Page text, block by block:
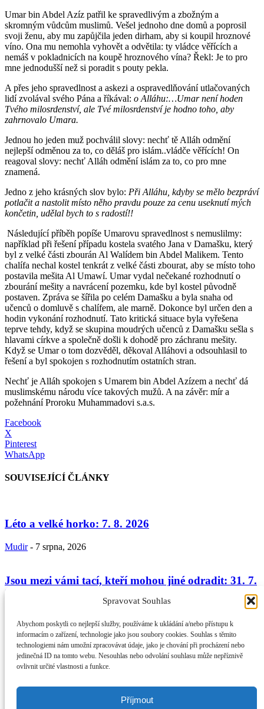
Spravovat Souhlas
Abychom poskytli co nejlepší služby, používáme k ukládání a/nebo přístupu k
informacím o zařízení, technologie jako jsou soubory cookies. Souhlas s těmito
technologiemi nám umožní zpracovávat údaje, jako je chování při procházení nebo
jedinečná ID na tomto webu. Nesouhlas nebo odvolání souhlasu může nepříznivě
ovlivnit určité vlastnosti a funkce.
Příjmout
Umar bin Abdel Azíz patřil ke spravedlivým a zbožným a
skromným vůdcům muslimů. Vešel jednoho dne domů a poprosil
svoji ženu, aby mu zapůjčila jeden dirham, aby si koupil hroznové
víno. Ona mu nemohla vyhovět a odvětila: ty vládce věřících a
nemáš v pokladnicích na koupě hroznového vína? Řekl: Je to pro
mne jednodušší než si poradit s pouty pekla.
A přes jeho spravedlnost a askezi a ospravedlňování utlačovaných
lidí zvolával svého Pána a říkával: o Alláhu:…Umar není hoden
Tvého milosrdenství, ale Tvé milosrdenství je hodno toho, aby
zahrnovalo Umara.
Jednou ho jeden muž pochválil slovy: nechť tě Alláh odmění
nejlepší odměnou za to, co děláš pro islám..vládče věřících! On
reagoval slovy: nechť Alláh odmění islám za to, co pro mne
znamená.
Jedno z jeho krásných slov bylo: Při Alláhu, kdyby se mělo bezpráví
potlačit a nastolit místo něho pravdu pouze za cenu useknutí mých
končetin, udělal bych to s radostí!!
Následující příběh popíše Umarovu spravedlnost s nemuslilmy:
například při řešení případu kostela svatého Jana v Damašku, který
byl z velké části zbourán Al Walídem bin Abdel Malikem. Tento
chalífa nechal kostel tenkrát z velké části zbourat, aby se místo toho
postavila mešita Al Umawí. Umar vydal nečekané rozhodnutí o
zbourání mešity a navrácení pozemku, kde byl kostel původně
postaven. Zpráva se šířila po celém Damašku a byla snaha od
učenců o domluvě s chalífem, ale marně. Dokonce byl určen den a
hodin vykonání rozhodnutí. Tato kritická situace byla vyřešena
teprve tehdy, když se skupina moudrých učenců z Damašku sešla s
hlavami církve a společně došli k dohodě pro záchranu mešity.
Když se Umar o tom dozvěděl, děkoval Alláhovi a odsouhlasil to
řešení a byl spokojen s rozhodnutím ostatních stran.
Nechť je Alláh spokojen s Umarem bin Abdel Azízem a nechť dá
muslimskému národu více takových mužů. A na závěr: mír a
požehnání Proroku Muhammadovi s.a.s.
Facebook
X
Pinterest
WhatsApp
SOUVISEJÍCÍ ČLÁNKY
Léto a velké horko: 7. 8. 2026
Mudir - 7 srpna, 2026
Jsou mezi vámi tací, kteří mohou jiné odradit: 31. 7.
2026
Umění jednat s lidmi II. – přiznání chyby – morálka
věřícího a...
Mudir - 24 července, 2026